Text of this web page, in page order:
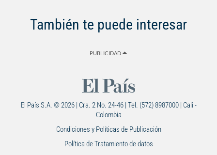
También te puede interesar
PUBLICIDAD
El País S.A. © 2026 | Cra. 2 No. 24-46 | Tel. (572) 8987000 | Cali -
Colombia
Condiciones y Políticas de Publicación
Política de Tratamiento de datos